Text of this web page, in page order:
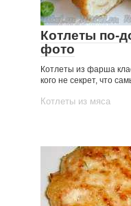
Котлеты по-
фото
Котлеты из фарша
кого не секрет, что
Котлеты из мяса